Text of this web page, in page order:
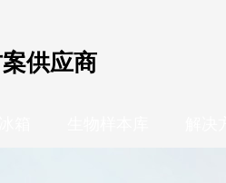
供应商